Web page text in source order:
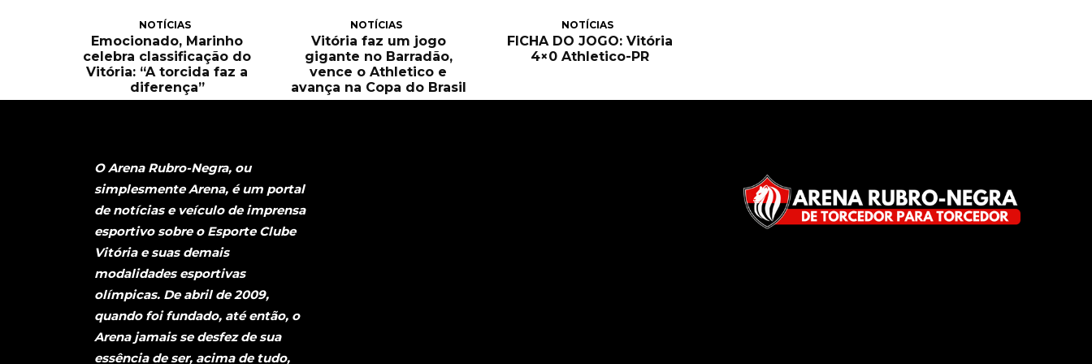
NOTÍCIAS
Emocionado, Marinho
celebra classificação do
Vitória: “A torcida faz a
diferença”
NOTÍCIAS
Vitória faz um jogo
gigante no Barradão,
vence o Athletico e
avança na Copa do Brasil
NOTÍCIAS
FICHA DO JOGO: Vitória
4×0 Athletico-PR
O Arena Rubro-Negra, ou
simplesmente Arena, é um portal
de notícias e veículo de imprensa
esportivo sobre o Esporte Clube
Vitória e suas demais
modalidades esportivas
olímpicas. De abril de 2009,
quando foi fundado, até então, o
Arena jamais se desfez de sua
essência de ser, acima de tudo,